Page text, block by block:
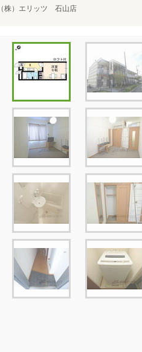
（株）エリッツ 石山店